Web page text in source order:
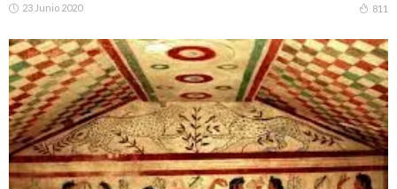
23 Junio 2020 811